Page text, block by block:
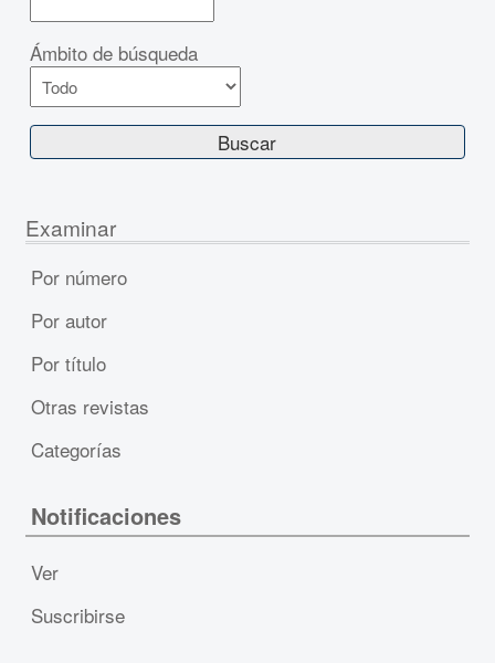
Ámbito de búsqueda
Examinar
Por número
Por autor
Por título
Otras revistas
Categorías
Notificaciones
Ver
Suscribirse